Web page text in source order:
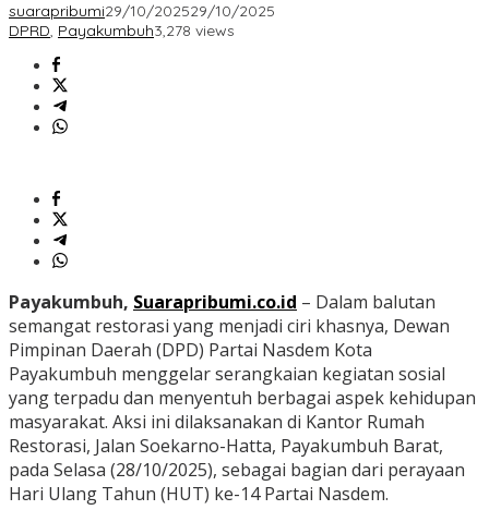
suarapribumi29/10/202529/10/2025
DPRD, Payakumbuh3,278 views
Payakumbuh, Suarapribumi.co.id – Dalam balutan
semangat restorasi yang menjadi ciri khasnya, Dewan
Pimpinan Daerah (DPD) Partai Nasdem Kota
Payakumbuh menggelar serangkaian kegiatan sosial
yang terpadu dan menyentuh berbagai aspek kehidupan
masyarakat. Aksi ini dilaksanakan di Kantor Rumah
Restorasi, Jalan Soekarno-Hatta, Payakumbuh Barat,
pada Selasa (28/10/2025), sebagai bagian dari perayaan
Hari Ulang Tahun (HUT) ke-14 Partai Nasdem.